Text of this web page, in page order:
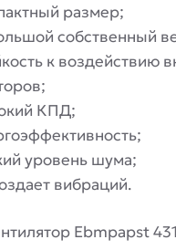
размер;
собственный
к воздействию
КПД;
уровень шума;
вибраций.
Ebmpapst